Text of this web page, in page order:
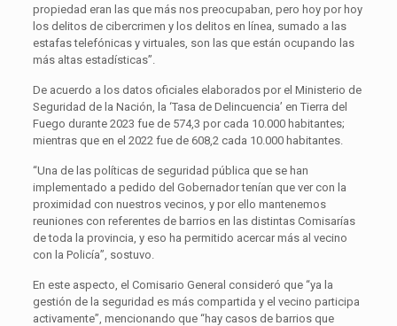
propiedad eran las que más nos preocupaban, pero hoy por hoy
los delitos de cibercrimen y los delitos en línea, sumado a las
estafas telefónicas y virtuales, son las que están ocupando las
más altas estadísticas”.
De acuerdo a los datos oficiales elaborados por el Ministerio de
Seguridad de la Nación, la ‘Tasa de Delincuencia’ en Tierra del
Fuego durante 2023 fue de 574,3 por cada 10.000 habitantes;
mientras que en el 2022 fue de 608,2 cada 10.000 habitantes.
“Una de las políticas de seguridad pública que se han
implementado a pedido del Gobernador tenían que ver con la
proximidad con nuestros vecinos, y por ello mantenemos
reuniones con referentes de barrios en las distintas Comisarías
de toda la provincia, y eso ha permitido acercar más al vecino
con la Policía”, sostuvo.
En este aspecto, el Comisario General consideró que “ya la
gestión de la seguridad es más compartida y el vecino participa
activamente”, mencionando que “hay casos de barrios que